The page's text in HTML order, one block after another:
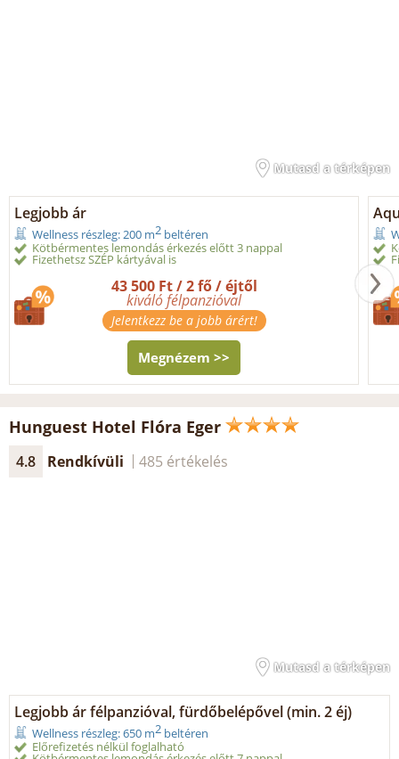
Mutasd a térképen
Legjobb ár
Wellness részleg: 200 m2 beltéren
Kötbérmentes lemondás érkezés előtt 3 nappal
Fizethetsz SZÉP kártyával is
43 500 Ft / 2 fő / éjtől
kiváló félpanzióval
Jelentkezz be a jobb árért!
Megnézem >>
Hunguest Hotel Flóra Eger
4.8 Rendkívüli 485 értékelés
Mutasd a térképen
Legjobb ár félpanzióval, fürdőbelépővel (min. 2 éj)
Wellness részleg: 650 m2 beltéren
Előrefizetés nélkül foglalható